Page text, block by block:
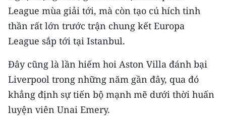
League mùa giải tới, mà còn tạo cú hích tinh
thần rất lớn trước trận chung kết Europa
League sắp tới tại Istanbul.
Đây cũng là lần hiếm hoi Aston Villa đánh bại
Liverpool trong những năm gần đây, qua đó
khẳng định sự tiến bộ mạnh mẽ dưới thời huấn
luyện viên Unai Emery.